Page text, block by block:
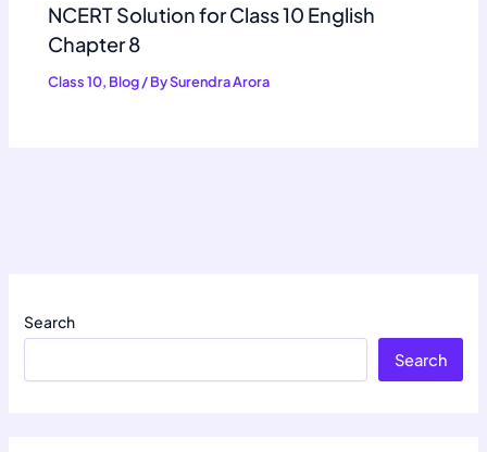
NCERT Solution for Class 10 English
Chapter 8
Class 10, Blog/ BySurendra Arora
Search
Search